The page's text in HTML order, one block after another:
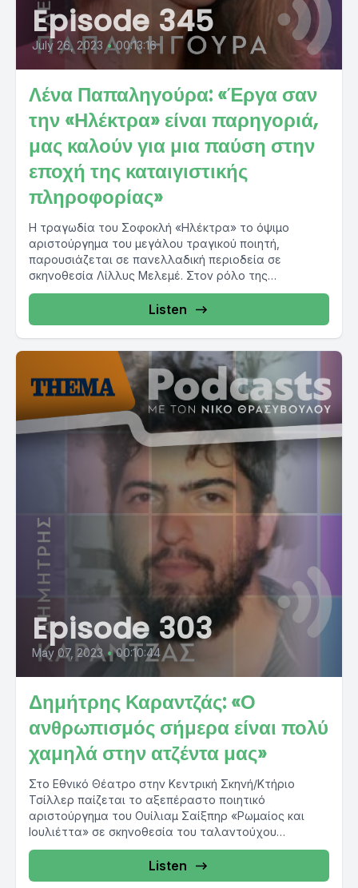
Episode 345
July 26, 2023 • 00:13:16
Λένα Παπαληγούρα: «Έργα σαν
την «Ηλέκτρα» είναι παρηγοριά,
μας καλούν για μια παύση στην
εποχή της καταιγιστικής
πληροφορίας»
Η τραγωδία του Σοφοκλή «Ηλέκτρα» το όψιμο
αριστούργημα του μεγάλου τραγικού ποιητή,
παρουσιάζεται σε πανελλαδική περιοδεία σε
σκηνοθεσία Λίλλυς Μελεμέ. Στον ρόλο της
Ηλέκτρας...
Listen
Episode 303
May 07, 2023 • 00:10:44
Δημήτρης Καραντζάς: «Ο
ανθρωπισμός σήμερα είναι πολύ
χαμηλά στην ατζέντα μας»
Στο Εθνικό Θέατρο στην Κεντρική Σκηνή/Κτήριο
Τσίλλερ παίζεται το αξεπέραστο ποιητικό
αριστούργημα του Ουίλιαμ Σαίξπηρ «Ρωμαίος και
Ιουλιέττα» σε σκηνοθεσία του ταλαντούχου
σκηνοθέτη. Με...
Listen